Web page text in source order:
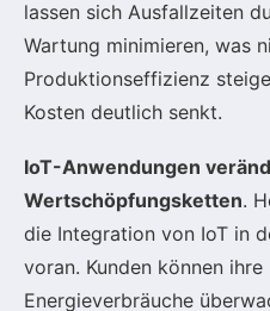
lassen sich Ausfallzeiten
Wartung minimieren, was
Produktionseffizienz
Kosten deutlich senkt.
IoT-Anwendungen
Wertschöpfungsketten.
die Integration von IoT in
voran. Kunden können
Energieverbräuche